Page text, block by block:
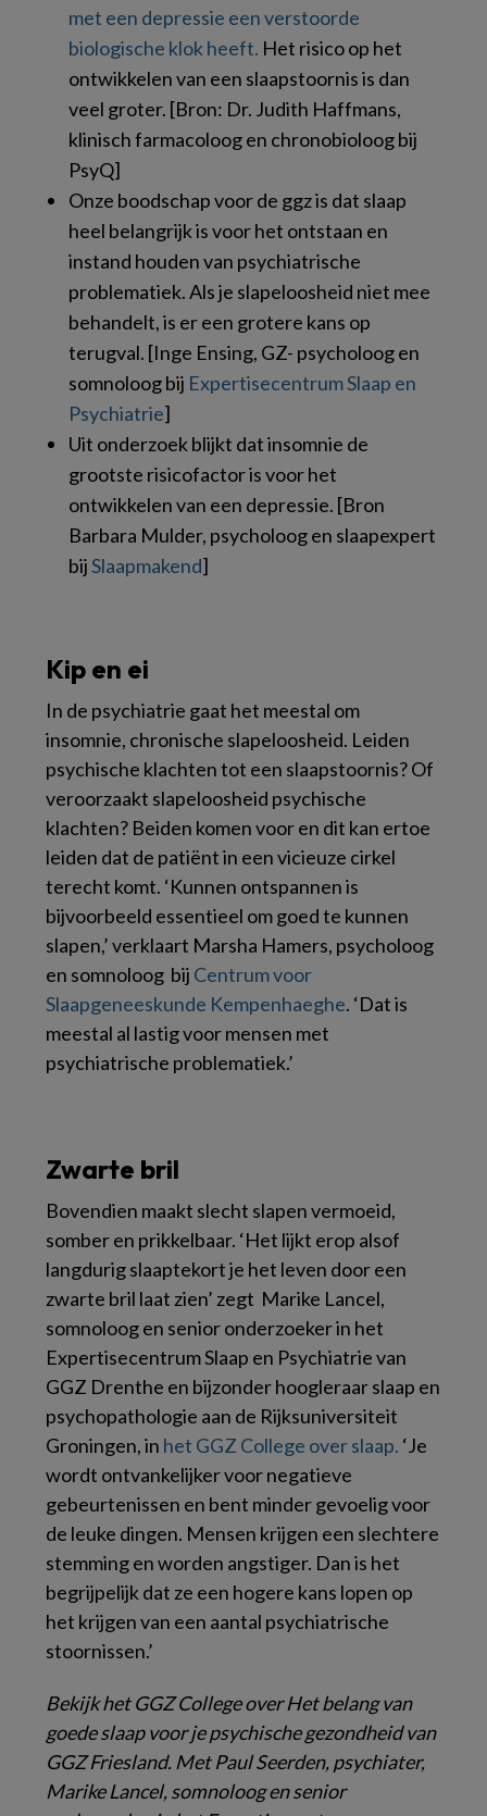
met een depressie een verstoorde
biologische klok heeft. Het risico op het
ontwikkelen van een slaapstoornis is dan
veel groter. [Bron: Dr. Judith Haffmans,
klinisch farmacoloog en chronobioloog bij
PsyQ]
Onze boodschap voor de ggz is dat slaap
heel belangrijk is voor het ontstaan en
instand houden van psychiatrische
problematiek. Als je slapeloosheid niet mee
behandelt, is er een grotere kans op
terugval. [Inge Ensing, GZ- psycholoog en
somnoloog bij Expertisecentrum Slaap en
Psychiatrie]
Uit onderzoek blijkt dat insomnie de
grootste risicofactor is voor het
ontwikkelen van een depressie. [Bron
Barbara Mulder, psycholoog en slaapexpert
bijSlaapmakend]
Kip en ei
In de psychiatrie gaat het meestal om
insomnie, chronische slapeloosheid. Leiden
psychische klachten tot een slaapstoornis? Of
veroorzaakt slapeloosheid psychische
klachten? Beiden komen voor en dit kan ertoe
leiden dat de patiënt in een vicieuze cirkel
terecht komt. ‘Kunnen ontspannen is
bijvoorbeeld essentieel om goed te kunnen
slapen,’ verklaart Marsha Hamers, psycholoog
en somnoloog bij Centrum voor
Slaapgeneeskunde Kempenhaeghe. ‘Dat is
meestal al lastig voor mensen met
psychiatrische problematiek.’
Zwarte bril
Bovendien maakt slecht slapen vermoeid,
somber en prikkelbaar. ‘Het lijkt erop alsof
langdurig slaaptekort je het leven door een
zwarte bril laat zien’ zegt Marike Lancel,
somnoloog en senior onderzoeker in het
Expertisecentrum Slaap en Psychiatrie van
GGZ Drenthe en bijzonder hoogleraar slaap en
psychopathologie aan de Rijksuniversiteit
Groningen, in het GGZ College over slaap. ‘Je
wordt ontvankelijker voor negatieve
gebeurtenissen en bent minder gevoelig voor
de leuke dingen. Mensen krijgen een slechtere
stemming en worden angstiger. Dan is het
begrijpelijk dat ze een hogere kans lopen op
het krijgen van een aantal psychiatrische
stoornissen.’
Bekijk het GGZ College over Het belang van
goede slaap voor je psychische gezondheid van
GGZ Friesland. Met Paul Seerden, psychiater,
Marike Lancel, somnoloog en senior